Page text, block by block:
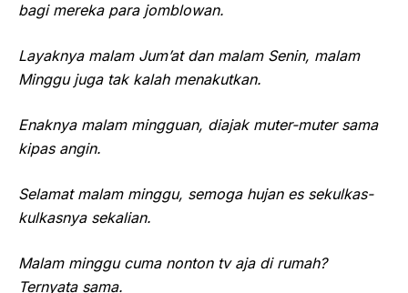
bagi mereka para jomblowan.
Layaknya malam Jum’at dan malam Senin, malam
Minggu juga tak kalah menakutkan.
Enaknya malam mingguan, diajak muter-muter sama
kipas angin.
Selamat malam minggu, semoga hujan es sekulkas-
kulkasnya sekalian.
Malam minggu cuma nonton tv aja di rumah?
Ternyata sama.